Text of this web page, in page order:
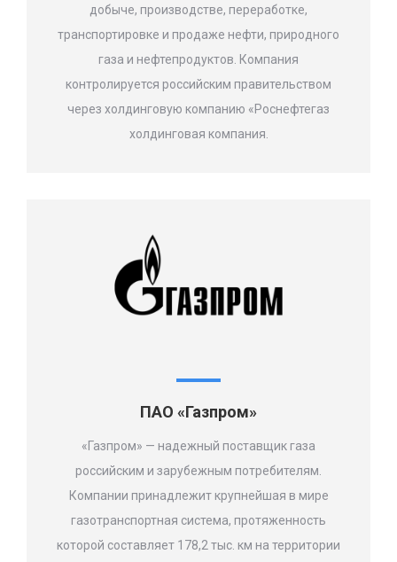
добыче, производстве, переработке,
транспортировке и продаже нефти, природного
газа и нефтепродуктов. Компания
контролируется российским правительством
через холдинговую компанию «Роснефтегаз
холдинговая компания.
ПАО «Газпром»
«Газпром» — надежный поставщик газа
российским и зарубежным потребителям.
Компании принадлежит крупнейшая в мире
газотранспортная система, протяженность
которой составляет 178,2 тыс. км на территории